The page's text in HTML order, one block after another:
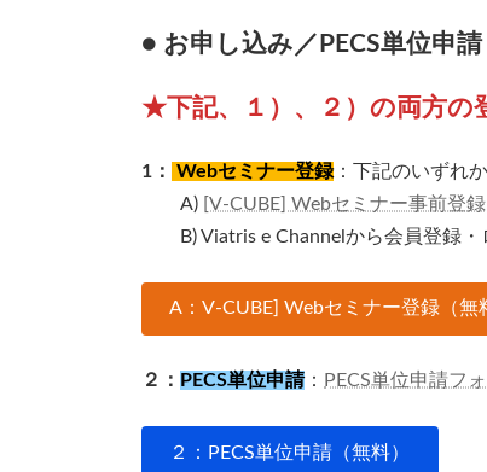
● お申し込み／PECS単位申請
★下記、１）、２）の両方の
1： Webセミナー登録：下記のいずれ
A) [V-CUBE] Webセミナー事前登録
B) Viatris e Channelから会員登録・
A：V-CUBE] Webセミナー登録（無
２： PECS単位申請： PECS単位申請フ
２：PECS単位申請（無料）